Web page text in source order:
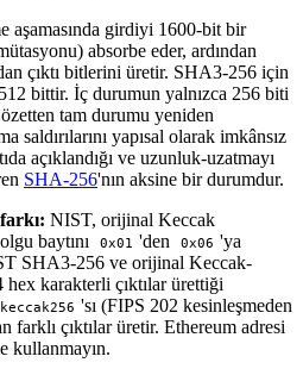
aşamasında girdiyi 1600-bit bir
absorbe eder, ardından
çıktı bitlerini üretir. SHA3-256 için
bittir. İç durumun yalnızca 256 biti
tam durumu yeniden
yapısal olarak imkânsız
açıklandığı ve uzunluk-uzatmayı
SHA-256'nın aksine bir durumdur.
NIST, orijinal Keccak
baytını
0x01 'den 0x06 'ya
SHA3-256 ve orijinal Keccak-
karakterli çıktılar ürettiği
keccak256 'sı (FIPS 202 kesinleşmeden
farklı çıktılar üretir. Ethereum adresi
kullanmayın.